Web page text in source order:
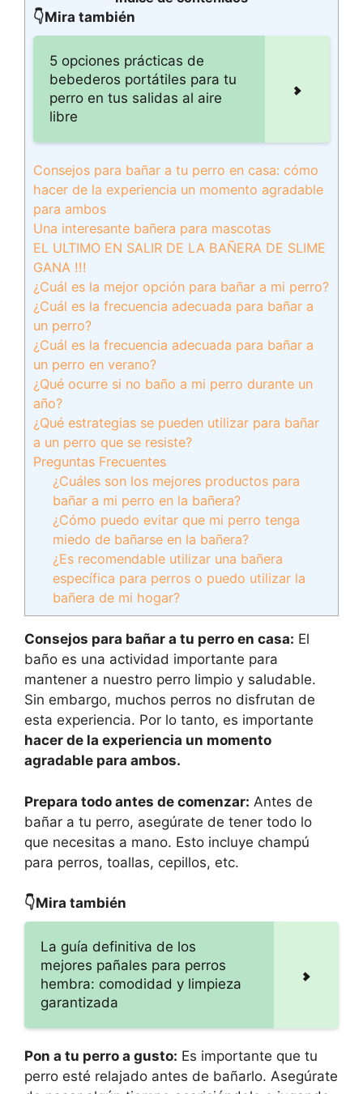
👇Mira también
5 opciones prácticas de
bebederos portátiles para tu
perro en tus salidas al aire
libre
Consejos para bañar a tu perro en casa: cómo
hacer de la experiencia un momento agradable
para ambos
Una interesante bañera para mascotas
EL ULTIMO EN SALIR DE LA BAÑERA DE SLIME
GANA !!!
¿Cuál es la mejor opción para bañar a mi perro?
¿Cuál es la frecuencia adecuada para bañar a
un perro?
¿Cuál es la frecuencia adecuada para bañar a
un perro en verano?
¿Qué ocurre si no baño a mi perro durante un
año?
¿Qué estrategias se pueden utilizar para bañar
a un perro que se resiste?
Preguntas Frecuentes
¿Cuáles son los mejores productos para
bañar a mi perro en la bañera?
¿Cómo puedo evitar que mi perro tenga
miedo de bañarse en la bañera?
¿Es recomendable utilizar una bañera
específica para perros o puedo utilizar la
bañera de mi hogar?
Consejos para bañar a tu perro en casa: El
baño es una actividad importante para
mantener a nuestro perro limpio y saludable.
Sin embargo, muchos perros no disfrutan de
esta experiencia. Por lo tanto, es importante
hacer de la experiencia un momento
agradable para ambos.
Prepara todo antes de comenzar: Antes de
bañar a tu perro, asegúrate de tener todo lo
que necesitas a mano. Esto incluye champú
para perros, toallas, cepillos, etc.
👇Mira también
La guía definitiva de los
mejores pañales para perros
hembra: comodidad y limpieza
garantizada
Pon a tu perro a gusto: Es importante que tu
perro esté relajado antes de bañarlo. Asegúrate